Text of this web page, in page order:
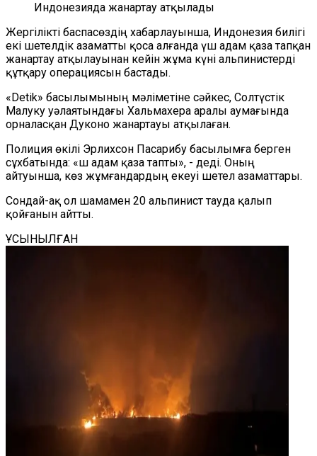
Индонезияда жанартау атқылады
Жергілікті баспасөздің хабарлауынша, Индонезия билігі
екі шетелдік азаматты қоса алғанда үш адам қаза тапқан
жанартау атқылауынан кейін жұма күні альпинистерді
құтқару операциясын бастады.
«Detik» басылымының мәліметіне сәйкес, Солтүстік
Малуку уәлаятындағы Хальмахера аралы аумағында
орналасқан Дуконо жанартауы атқылаған.
Полиция өкілі Эрлихсон Пасарибу басылымға берген
сұхбатында: «Үш адам қаза тапты», - деді. Оның
айтуынша, көз жұмғандардың екеуі шетел азаматтары.
Сондай-ақ ол шамамен 20 альпинист тауда қалып
қойғанын айтты.
ҰСЫНЫЛҒАН